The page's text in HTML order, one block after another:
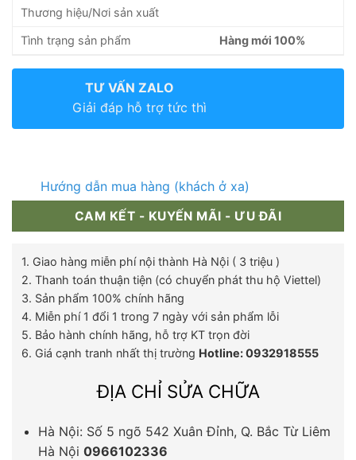
Thương hiệu/Nơi sản xuất
Tình trạng sản phẩm Hàng mới 100%
TƯ VẤN ZALO
Giải đáp hỗ trợ tức thì
Hướng dẫn mua hàng (khách ở xa)
CAM KẾT - KUYẾN MÃI - ƯU ĐÃI
1. Giao hàng miễn phí nội thành Hà Nội ( 3 triệu )
2. Thanh toán thuận tiện (có chuyển phát thu hộ Viettel)
3. Sản phẩm 100% chính hãng
4. Miễn phí 1 đổi 1 trong 7 ngày với sản phẩm lỗi
5. Bảo hành chính hãng, hỗ trợ KT trọn đời
6. Giá cạnh tranh nhất thị trường Hotline: 0932918555
ĐỊA CHỈ SỬA CHỮA
Hà Nội: Số 5 ngõ 542 Xuân Đỉnh, Q. Bắc Từ Liêm
Hà Nội 0966102336